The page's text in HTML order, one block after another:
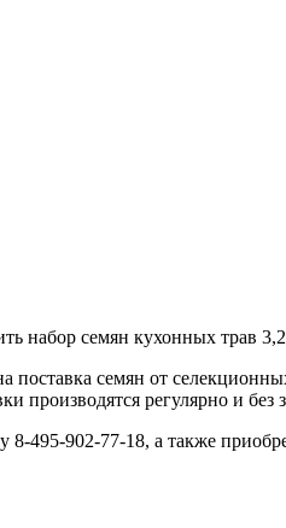
набор семян кухонных трав
семян от
производятся регулярно и без
495-902-77-18, а также